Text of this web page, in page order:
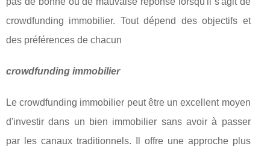
crowdfunding immobilier. Tout dépend des objectifs et
des préférences de chacun
crowdfunding immobilier
Le crowdfunding immobilier peut être un excellent moyen
d'investir dans un bien immobilier sans avoir à passer
par les canaux traditionnels. Il offre une approche plus